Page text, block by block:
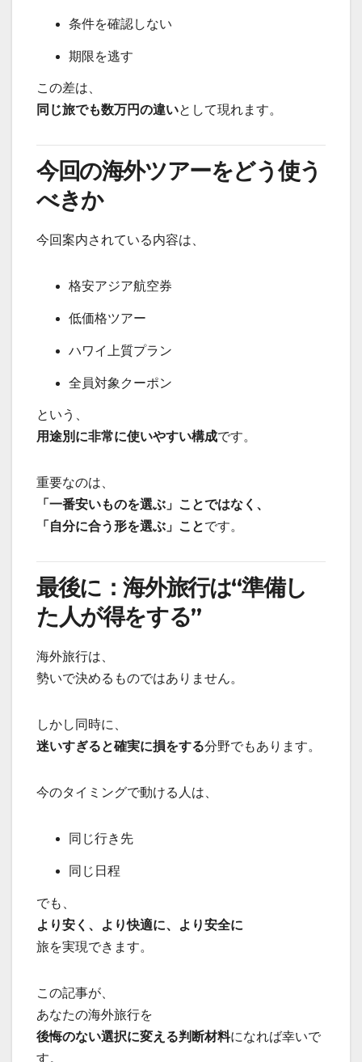
条件を確認しない
期限を逃す
この差は、
同じ旅でも数万円の違いとして現れます。
今回の海外ツアーをどう使う
べきか
今回案内されている内容は、
格安アジア航空券
低価格ツアー
ハワイ上質プラン
全員対象クーポン
という、
用途別に非常に使いやすい構成です。
重要なのは、
「一番安いものを選ぶ」ことではなく、
「自分に合う形を選ぶ」ことです。
最後に：海外旅行は“準備し
た人が得をする”
海外旅行は、
勢いで決めるものではありません。
しかし同時に、
迷いすぎると確実に損をする分野でもあります。
今のタイミングで動ける人は、
同じ行き先
同じ日程
でも、
より安く、より快適に、より安全に
旅を実現できます。
この記事が、
あなたの海外旅行を
後悔のない選択に変える判断材料になれば幸いで
す。